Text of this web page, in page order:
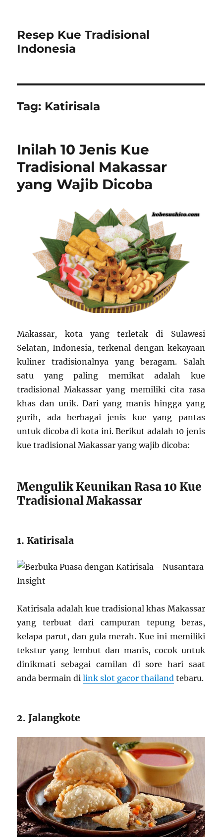
Resep Kue Tradisional
Indonesia
Tag: Katirisala
Inilah 10 Jenis Kue
Tradisional Makassar
yang Wajib Dicoba
Makassar, kota yang terletak di Sulawesi
Selatan, Indonesia, terkenal dengan kekayaan
kuliner tradisionalnya yang beragam. Salah
satu yang paling memikat adalah kue
tradisional Makassar yang memiliki cita rasa
khas dan unik. Dari yang manis hingga yang
gurih, ada berbagai jenis kue yang pantas
untuk dicoba di kota ini. Berikut adalah 10 jenis
kue tradisional Makassar yang wajib dicoba:
Mengulik Keunikan Rasa 10 Kue
Tradisional Makassar
1. Katirisala
Katirisala adalah kue tradisional khas Makassar
yang terbuat dari campuran tepung beras,
kelapa parut, dan gula merah. Kue ini memiliki
tekstur yang lembut dan manis, cocok untuk
dinikmati sebagai camilan di sore hari saat
anda bermain dilink slot gacor thailand tebaru.
2. Jalangkote